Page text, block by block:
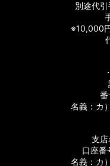
別途代引
※10,000
代
名義：カ
支
口座
名義：カ